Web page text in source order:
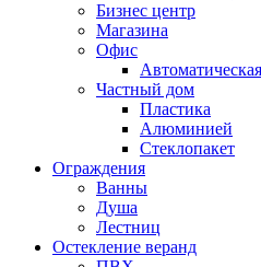
Бизнес центр
Магазина
Офис
Автоматическая
Частный дом
Пластика
Алюминией
Стеклопакет
Ограждения
Ванны
Душа
Лестниц
Остекление веранд